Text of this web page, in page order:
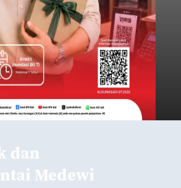
dan
Medewi